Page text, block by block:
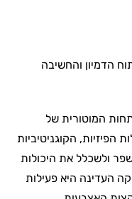
הדמיון והחשיבה
המוטורית של
הפיזיות, הקוגניטיביות
ולשכלל את היכולות
העדינה היא פעילות